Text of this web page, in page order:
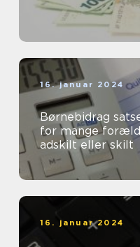
16. januar 2024
Børnebidrag
for mange
adskilt eller skilt
16. januar 2024